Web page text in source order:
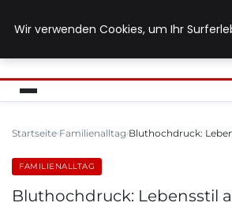
Startseite Familienalltag Bluthochdruck:
FAMILIENALLTAG
Bluthochdruck: Lebensstil
Wir verwenden Cookies, um Ihr